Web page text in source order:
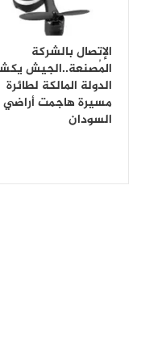
الإتصال بالشركة
المُصنعة..الجيش
الدولة المالكة لطائرة
مسيرة هاجمت أراضي
السودان